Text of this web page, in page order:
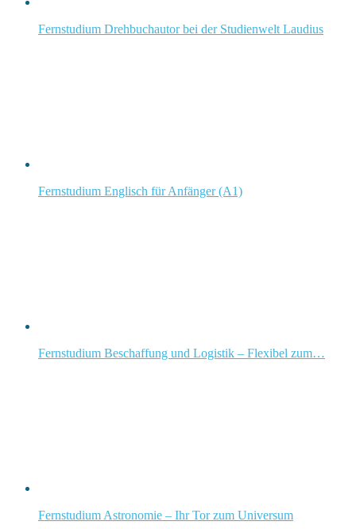
Fernstudium Drehbuchautor bei der Studienwelt Laudius
Fernstudium Englisch für Anfänger (A1)
Fernstudium Beschaffung und Logistik – Flexibel zum…
Fernstudium Astronomie – Ihr Tor zum Universum